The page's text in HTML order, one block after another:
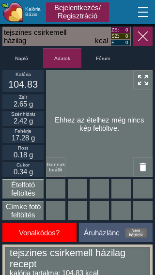
Kalória
Bázis
Bejelentkezés/
Regisztráció
MA
kcal
tejszines csirkemell
házilag
ZS:
0
SZ:
0
F:
0
Napló Adatok Fórum
Ehhez az ételhez még nincs
kép feltöltve.
Ikonnak
beállít
Kalória
104.83
Zsír
2.65 g
Szénhidrát
2.42 g
Fehérje
17.28 g
Rost
0.18 g
Cukor
0.34 g
Ételfotó
feltöltés
Címke fotó
feltöltés
Vonalkódos? Áruházlánc
tejszines csirkemell házilag
recept
kalória tartalma: 104.83 kcal